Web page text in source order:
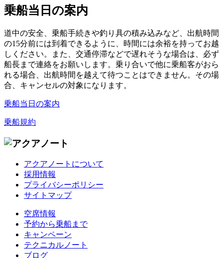
乗船当日の案内
道中の安全、乗船手続きや釣り具の積み込みなど、出航時間
の15分前には到着できるように、時間には余裕を持ってお越
しください。また、交通停滞などで遅れそうな場合は、必ず
船長まで連絡をお願いします。乗り合いで他に乗船客がおら
れる場合、出航時間を越えて待つことはできません。その場
合、キャンセルの対象になります。
乗船当日の案内
乗船規約
アクアノートについて
採用情報
プライバシーポリシー
サイトマップ
空席情報
予約から乗船まで
キャンペーン
テクニカルノート
ブログ